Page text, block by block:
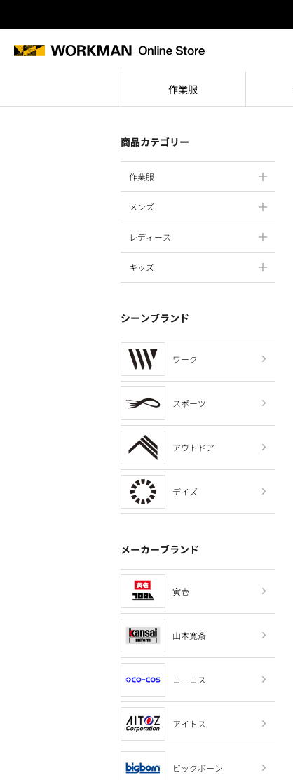
作業服
商品カテゴリー
作業服
メンズ
レディース
キッズ
シーンブランド
ワーク
スポーツ
アウトドア
デイズ
メーカーブランド
寅壱
山本寛斎
コーコス
アイトス
ビックボーン